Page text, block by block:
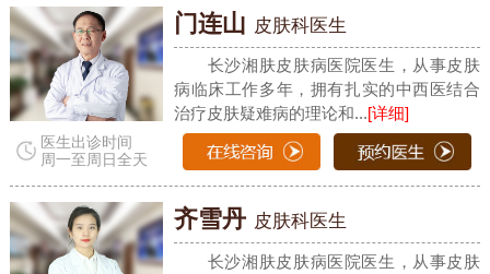
医生出诊时间
周一至周日全天
门连山 皮肤科医生
长沙湘肤皮肤病医院医生，从事皮肤
病临床工作多年，拥有扎实的中西医结合
治疗皮肤疑难病的理论和...[详细]
齐雪丹 皮肤科医生
长沙湘肤皮肤病医院医生，从事皮肤